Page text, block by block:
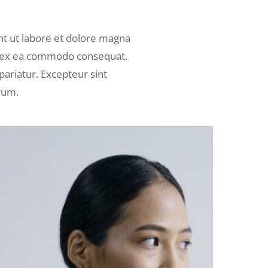
ut labore et dolore magna
ea commodo consequat.
Excepteur sint